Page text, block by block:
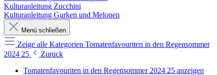
Kulturanleitung Zucchini
Kulturanleitung Gurken und Melonen
Menü schließen
Zeige alle Kategorien Tomatenfavouriten in den Regensommer
2024 25
Zurück
Tomatenfavouriten in den Regensommer 2024 25 anzeigen